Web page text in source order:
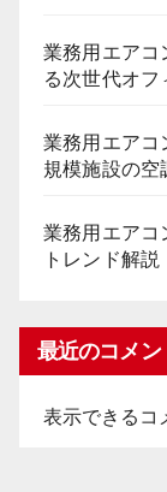
業務用エアコ
る次世代オフ
業務用エアコ
規模施設の空
業務用エアコ
トレンド解説
最近のコメン
表示できるコ